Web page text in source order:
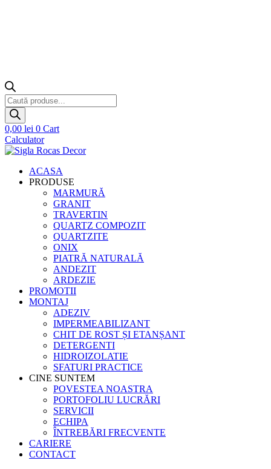
Products
search
0,00 lei 0 Cart
Calculator
ACASA
PRODUSE
MARMURĂ
GRANIT
TRAVERTIN
QUARTZ COMPOZIT
QUARTZITE
ONIX
PIATRĂ NATURALĂ
ANDEZIT
ARDEZIE
PROMOTII
MONTAJ
ADEZIV
IMPERMEABILIZANT
CHIT DE ROST ȘI ETANȘANT
DETERGENTI
HIDROIZOLATIE
SFATURI PRACTICE
CINE SUNTEM
POVESTEA NOASTRA
PORTOFOLIU LUCRĂRI
SERVICII
ECHIPA
ÎNTREBĂRI FRECVENTE
CARIERE
CONTACT